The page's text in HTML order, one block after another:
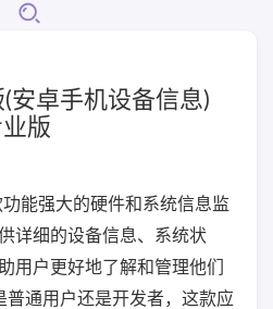
安卓手机设备信息)
版
功能强大的硬件和系统信息监
详细的设备信息、系统状
用户更好地了解和管理他们
普通用户还是开发者，这款应